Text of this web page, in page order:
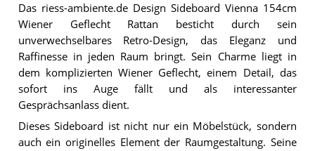
Das riess-ambiente.de Design Sideboard Vienna 154cm
Wiener Geflecht Rattan besticht durch sein
unverwechselbares Retro-Design, das Eleganz und
Raffinesse in jeden Raum bringt. Sein Charme liegt in
dem komplizierten Wiener Geflecht, einem Detail, das
sofort ins Auge fällt und als interessanter
Gesprächsanlass dient.
Dieses Sideboard ist nicht nur ein Möbelstück, sondern
auch ein originelles Element der Raumgestaltung. Seine